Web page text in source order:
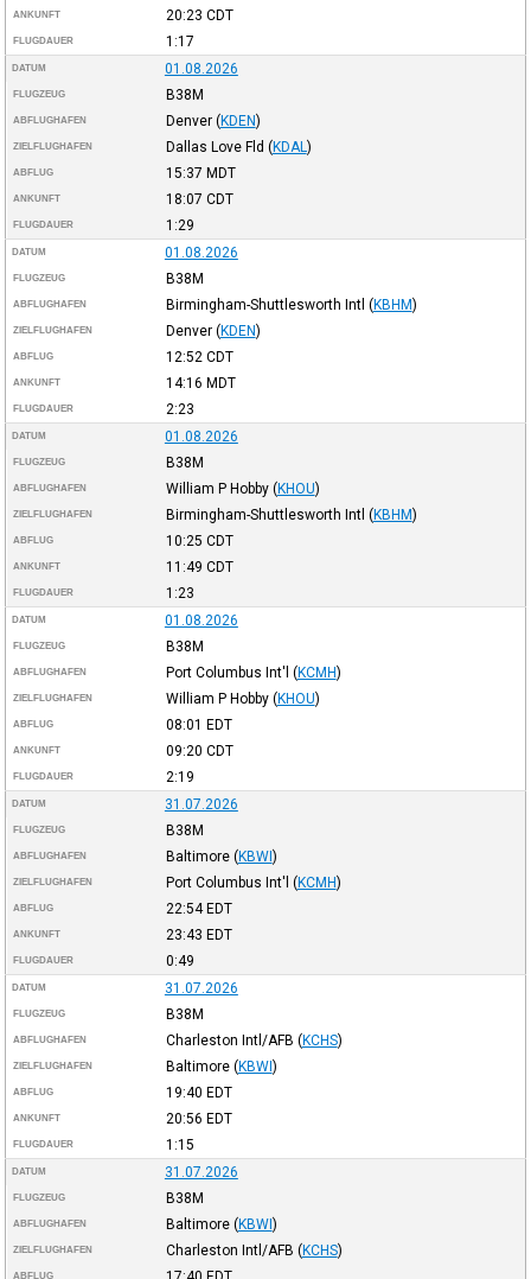
ANKUNFT 20:23 CDT
FLUGDAUER 1:17
DATUM 01.08.2026
FLUGZEUG B38M
ABFLUGHAFEN Denver (KDEN)
ZIELFLUGHAFEN Dallas Love Fld (KDAL )
ABFLUG 15:37 MDT
ANKUNFT 18:07 CDT
FLUGDAUER 1:29
DATUM 01.08.2026
FLUGZEUG B38M
ABFLUGHAFEN Birmingham-Shuttlesworth Intl (KBHM)
ZIELFLUGHAFEN Denver (KDEN)
ABFLUG 12:52 CDT
ANKUNFT 14:16 MDT
FLUGDAUER 2:23
DATUM 01.08.2026
FLUGZEUG B38M
ABFLUGHAFEN William P Hobby (KHOU)
ZIELFLUGHAFEN Birmingham-Shuttlesworth Intl (KBHM)
ABFLUG 10:25 CDT
ANKUNFT 11:49 CDT
FLUGDAUER 1:23
DATUM 01.08.2026
FLUGZEUG B38M
ABFLUGHAFEN Port Columbus Int'l (KCMH)
ZIELFLUGHAFEN William P Hobby (KHOU)
ABFLUG 08:01 EDT
ANKUNFT 09:20 CDT
FLUGDAUER 2:19
DATUM 31.07.2026
FLUGZEUG B38M
ABFLUGHAFEN Baltimore (KBWI)
ZIELFLUGHAFEN Port Columbus Int'l (KCMH)
ABFLUG 22:54EDT
ANKUNFT 23:43 EDT
FLUGDAUER 0:49
DATUM 31.07.2026
FLUGZEUG B38M
ABFLUGHAFEN Charleston Intl/AFB (KCHS)
ZIELFLUGHAFEN Baltimore (KBWI)
ABFLUG 19:40 EDT
ANKUNFT 20:56 EDT
FLUGDAUER 1:15
DATUM 31.07.2026
FLUGZEUG B38M
ABFLUGHAFEN Baltimore (KBWI)
ZIELFLUGHAFEN Charleston Intl/AFB (KCHS)
ABFLUG